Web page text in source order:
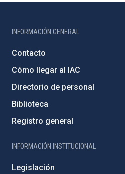
INFORMACIÓN GENERAL
Contacto
Cómo llegar al IAC
Directorio de personal
Biblioteca
Registro general
INFORMACIÓN INSTITUCIONAL
Legislación